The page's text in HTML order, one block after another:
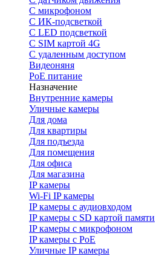
С микрофоном
С ИК-подсветкой
С LED подсветкой
C SIM картой 4G
C удаленным доступом
Видеоняня
PoE питание
Назначение
Внутренние камеры
Уличные камеры
Для дома
Для квартиры
Для подъезда
Для помещения
Для офиса
Для магазина
IP камеры
Wi-Fi IP камеры
IP камеры с аудиовходом
IP камеры с SD картой памяти
IP камеры с микрофоном
IP камеры с PoE
Уличные IP камеры